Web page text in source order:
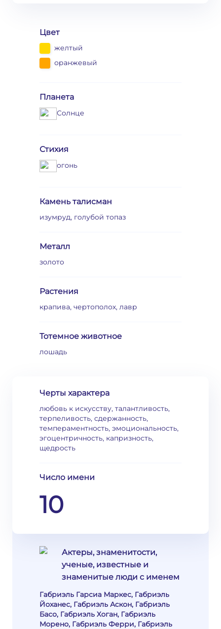
Цвет
желтый
оранжевый
Планета
Солнце
Стихия
огонь
Камень талисман
изумруд, голубой топаз
Металл
золото
Растения
крапива, чертополох, лавр
Тотемное животное
лошадь
Черты характера
любовь к искусству, талантливость,
терпеливость, сдержанность,
темпераментность, эмоциональность,
эгоцентричность, капризность,
щедрость
Число имени
10
Актеры, знаменитости,
ученые, известные и
знаменитые люди с именем
Габриэль Гарсиа Маркес, Габриэль
Йоханес, Габриэль Аскон, Габриэль
Басо, Габриэль Хоган, Габриэль
Морено, Габриэль Ферри, Габриэль